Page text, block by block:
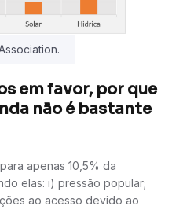
em favor, por que
não é bastante
apenas 10,5% da
elas: i) pressão popular;
ao acesso devido ao